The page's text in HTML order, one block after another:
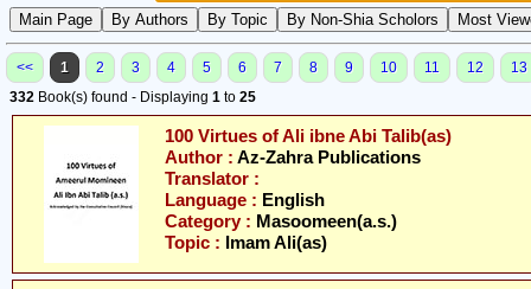
<< 1 2 3 4 5 6 7 8 9 10 11 12
13
332 Book(s) found - Displaying 1 to 25
100 Virtues of Ali ibne Abi Talib(as)
Author : Az-Zahra Publications
Translator :
Language : English
Category : Masoomeen(a.s.)
Topic : Imam Ali(as)